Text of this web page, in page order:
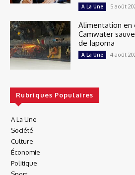
A La Une 5 août
Alimentation en
Camwater
de Japoma
A La Une 4 août
Rubriques Populaires
A La Une
Société
Culture
Économie
Politique